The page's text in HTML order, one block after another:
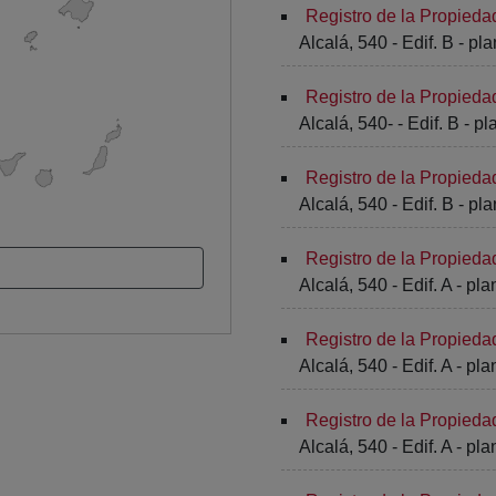
Registro de la
Alcalá, 540 - Edif. B -
Registro de la
Alcalá, 540- - Edif. B -
Registro de la
Alcalá, 540 - Edif. B -
Registro de la
Alcalá, 540 - Edif. A -
Registro de la
Alcalá, 540 - Edif. A -
Registro de la
Alcalá, 540 - Edif. A -